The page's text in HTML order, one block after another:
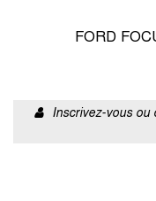
FORD
Inscrivez-vous ou